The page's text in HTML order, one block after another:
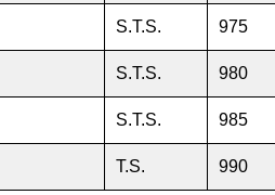
S.T.S. 975
S.T.S. 980
S.T.S. 985
T.S. 990